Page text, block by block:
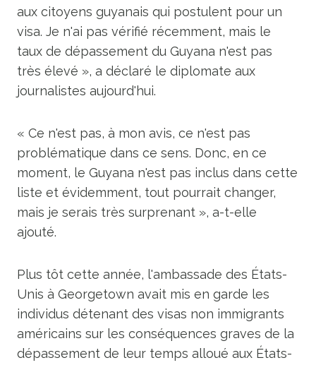
aux citoyens guyanais qui postulent pour un
visa. Je n'ai pas vérifié récemment, mais le
taux de dépassement du Guyana n'est pas
très élevé », a déclaré le diplomate aux
journalistes aujourd'hui.
« Ce n'est pas, à mon avis, ce n'est pas
problématique dans ce sens. Donc, en ce
moment, le Guyana n'est pas inclus dans cette
liste et évidemment, tout pourrait changer,
mais je serais très surprenant », a-t-elle
ajouté.
Plus tôt cette année, l'ambassade des États-
Unis à Georgetown avait mis en garde les
individus détenant des visas non immigrants
américains sur les conséquences graves de la
dépassement de leur temps alloué aux États-